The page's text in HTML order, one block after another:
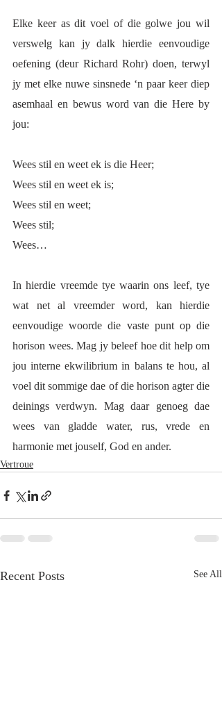
Elke keer as dit voel of die golwe jou wil
verswelg kan jy dalk hierdie eenvoudige
oefening (deur Richard Rohr) doen, terwyl
jy met elke nuwe sinsnede ‘n paar keer diep
asemhaal en bewus word van die Here by
jou:
Wees stil en weet ek is die Heer;
Wees stil en weet ek is;
Wees stil en weet;
Wees stil;
Wees…
In hierdie vreemde tye waarin ons leef, tye
wat net al vreemder word, kan hierdie
eenvoudige woorde die vaste punt op die
horison wees. Mag jy beleef hoe dit help om
jou interne ekwilibrium in balans te hou, al
voel dit sommige dae of die horison agter die
deinings verdwyn. Mag daar genoeg dae
wees van gladde water, rus, vrede en
harmonie met jouself, God en ander.
Vertroue
Recent Posts See All